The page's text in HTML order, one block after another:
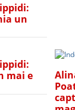
un
mai e